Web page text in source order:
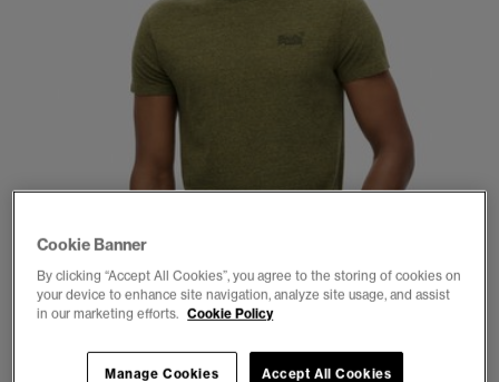
1 2 3 4 5
Cookie Banner
By clicking “Accept All Cookies”, you agree to the storing of cookies on
your device to enhance site navigation, analyze site usage, and assist
in our marketing efforts. Cookie Policy
Accept All Cookies
Manage Cookies